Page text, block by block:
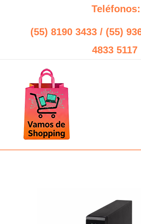
contenido
Teléfonos:
(55) 8190 3433 / (55)
4833 5117